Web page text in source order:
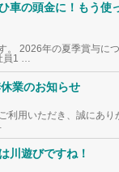
車の頭金に！もう使
。 2026年の夏季賞与に
員1 …
業のお知らせ
利用いただき、誠にあり
川遊びですね！